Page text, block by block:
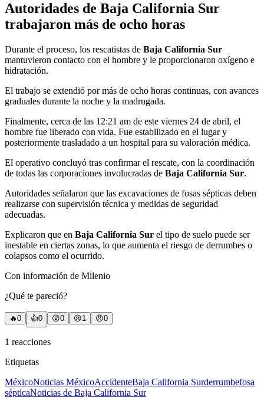
Autoridades de Baja California Sur
trabajaron más de ocho horas
Durante el proceso, los rescatistas de Baja California Sur
mantuvieron contacto con el hombre y le proporcionaron oxígeno e
hidratación.
El trabajo se extendió por más de ocho horas continuas, con avances
graduales durante la noche y la madrugada.
Finalmente, cerca de las 12:21 am de este viernes 24 de abril, el
hombre fue liberado con vida. Fue estabilizado en el lugar y
posteriormente trasladado a un hospital para su valoración médica.
El operativo concluyó tras confirmar el rescate, con la coordinación
de todas las corporaciones involucradas de Baja California Sur.
Autoridades señalaron que las excavaciones de fosas sépticas deben
realizarse con supervisión técnica y medidas de seguridad
adecuadas.
Explicaron que en Baja California Sur el tipo de suelo puede ser
inestable en ciertas zonas, lo que aumenta el riesgo de derrumbes o
colapsos como el ocurrido.
Con información de Milenio
¿Qué te pareció?
🔥0 👍0 😲0 😢1 😠0
1 reacciones
Etiquetas
MéxicoNoticias MéxicoAccidenteBaja California Surderrumbefosa
sépticaNoticias de Baja California Sur